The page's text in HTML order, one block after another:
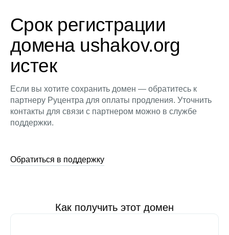
Срок регистрации
домена ushakov.org
истек
Если вы хотите сохранить домен — обратитесь к
партнеру Руцентра для оплаты продления. Уточнить
контакты для связи с партнером можно в службе
поддержки.
Обратиться в поддержку
Как получить этот домен